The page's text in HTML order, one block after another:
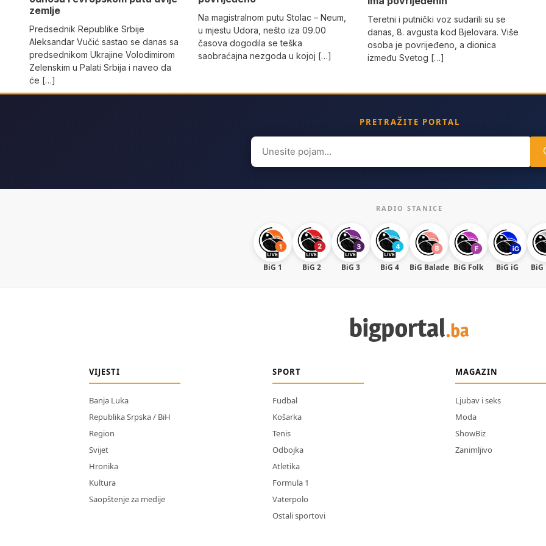
zemlje
Predsednik Republike Srbije
Aleksandar Vučić sastao se danas sa
predsednikom Ukrajine Volodimirom
Zelenskim u Palati Srbija i naveo da
će […]
Na magistralnom putu Stolac – Neum,
u mjestu Udora, nešto iza 09.00
časova dogodila se teška
saobraćajna nezgoda u kojoj […]
Teretni i putnički voz sudarili su se
danas, 8. avgusta kod Bjelovara. Više
osoba je povrijeđeno, a dionica
između Svetog […]
PRETRAŽITE PORTAL
Search
for:
RADIO STANICE
BiG 1 BiG 2 BiG 3 BiG 4 BiG Balade BiG Folk BiG iG BiG
VIJESTI
Banja Luka
Republika Srpska / BiH
Region
Svijet
Hronika
Kultura
Saopštenje za medije
SPORT
Fudbal
Košarka
Tenis
Odbojka
Atletika
Formula 1
Vaterpolo
Ostali sportovi
MAGAZIN
Ljubav i seks
Moda
ShowBiz
Zanimljivo